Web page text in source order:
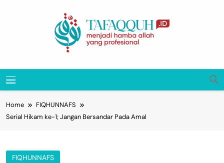
Tafaqquh.ID
Home
FIQHUNNAFS
Serial Hikam ke-1; Jangan Bersandar Pada Amal
FIQHUNNAFS